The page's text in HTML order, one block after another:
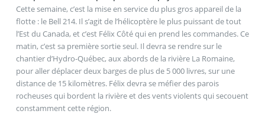
Cette semaine, c’est la mise en service du plus gros appareil de la
flotte : le Bell 214. Il s’agit de l’hélicoptère le plus puissant de tout
l’Est du Canada, et c’est Félix Côté qui en prend les commandes. Ce
matin, c’est sa première sortie seul. Il devra se rendre sur le
chantier d’Hydro-Québec, aux abords de la rivière La Romaine,
pour aller déplacer deux barges de plus de 5 000 livres, sur une
distance de 15 kilomètres. Félix devra se méfier des parois
rocheuses qui bordent la rivière et des vents violents qui secouent
constamment cette région.